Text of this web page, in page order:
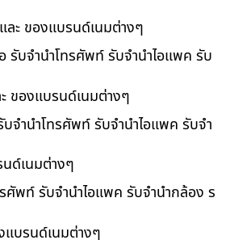
ละ ของแบรนด์เนมต่างๆ
รับจำนำโทรศัพท์ รับจำนำไอแพค รับ
ของแบรนด์เนมต่างๆ
จำนำโทรศัพท์ รับจำนำไอแพค รับจำ
ด์เนมต่างๆ
ศัพท์ รับจำนำไอแพค รับจำนำกล้อง ร
แบรนด์เนมต่างๆ